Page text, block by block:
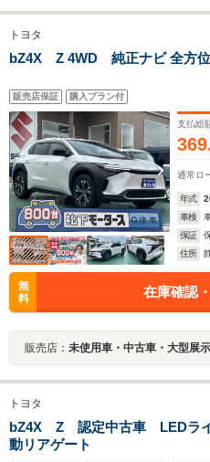
トヨタ
bZ4X Z 4WD 純正ナビ 全方位
販売店保証 購入プラン付
支払総
通常ロ
年式
車検
保証
住所
無
料
在庫確認
販売店： 未使用車・中古車・大型展
トヨタ
bZ4X Z 認定中古車 LEDラ
動リアゲート